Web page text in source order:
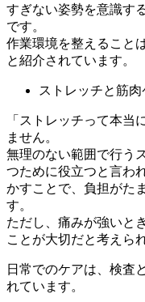
すぎない姿勢を意識す
です。
作業環境を整えること
と紹介されています。
ストレッチと筋
「ストレッチって本当
ません。
無理のない範囲で行う
つために役立つと言わ
かすことで、負担がた
す。
ただし、痛みが強いと
ことが大切だと考えら
日常でのケアは、検査
れています。